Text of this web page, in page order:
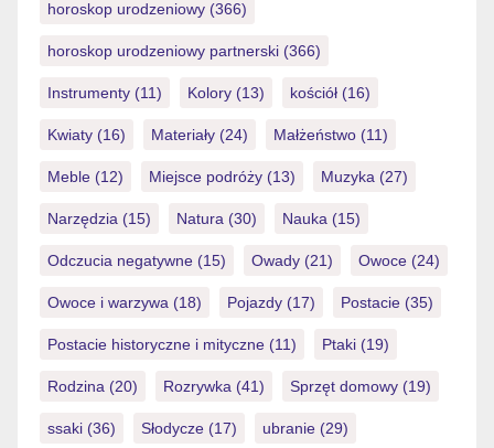
horoskop urodzeniowy (366)
horoskop urodzeniowy partnerski (366)
Instrumenty (11) Kolory (13) kościół (16)
Kwiaty (16) Materiały (24) Małżeństwo (11)
Meble (12) Miejsce podróży (13) Muzyka (27)
Narzędzia (15) Natura (30) Nauka (15)
Odczucia negatywne (15) Owady (21) Owoce (24)
Owoce i warzywa (18) Pojazdy (17) Postacie (35)
Postacie historyczne i mityczne (11) Ptaki (19)
Rodzina (20) Rozrywka (41) Sprzęt domowy (19)
ssaki (36) Słodycze (17) ubranie (29)